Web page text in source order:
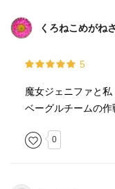
くろねこめがね
5
魔女ジェニファと
ベーグルチームの
0